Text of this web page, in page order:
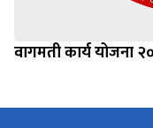
वागमती कार्य योजना